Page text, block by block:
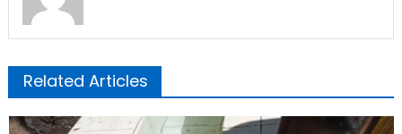
Related Articles